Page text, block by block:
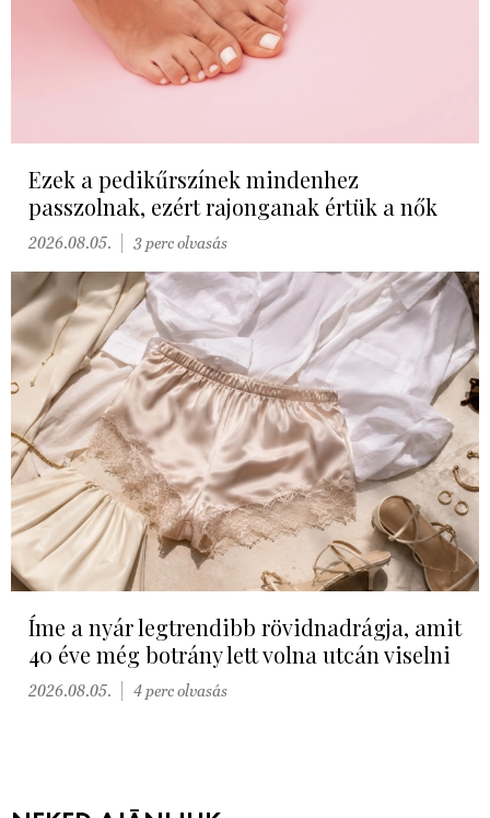
Ezek a pedikűrszínek mindenhez
passzolnak, ezért rajonganak értük a nők
2026.08.05. 3 perc olvasás
Íme a nyár legtrendibb rövidnadrágja, amit
40 éve még botrány lett volna utcán viselni
2026.08.05. 4 perc olvasás